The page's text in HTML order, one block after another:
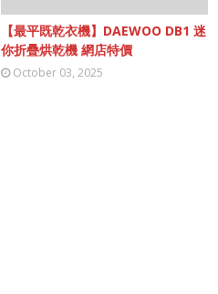
【最平既乾衣機】DAEWOO DB1 迷
你折疊烘乾機 網店特價
October 03, 2025